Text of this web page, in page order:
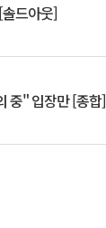
드아웃]
중" 입장만 [종합]